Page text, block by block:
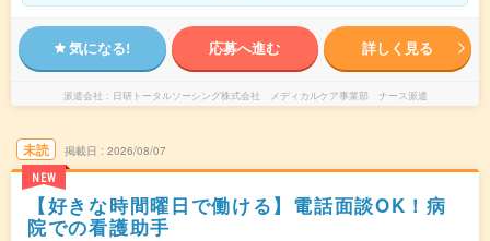
気になる! 応募へ進む 詳しく見る
派遣会社 日研トータルソーシング株式会社 メディカルケア事業部 ナース派遣
未読
NEW
掲載日 2026/08/07
【好きな時間曜日で働ける】電話面談OK！病
院での看護助手